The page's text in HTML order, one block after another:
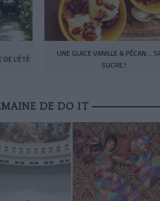
L’ÉTÉ
UNE GLACE VANILLE & PÉCAN…
SUCRE !
DE DO IT